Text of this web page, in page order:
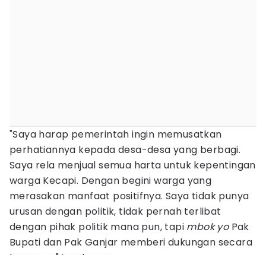
"Saya harap pemerintah ingin memusatkan
perhatiannya kepada desa-desa yang berbagi.
Saya rela menjual semua harta untuk kepentingan
warga Kecapi. Dengan begini warga yang
merasakan manfaat positifnya. Saya tidak punya
urusan dengan politik, tidak pernah terlibat
dengan pihak politik mana pun, tapi mbok yoPak
Bupati dan Pak Ganjar memberi dukungan secara